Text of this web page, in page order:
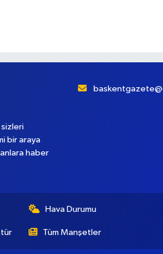
sizleri
bir araya
haber
Hava Durumu
Tüm Manşetler